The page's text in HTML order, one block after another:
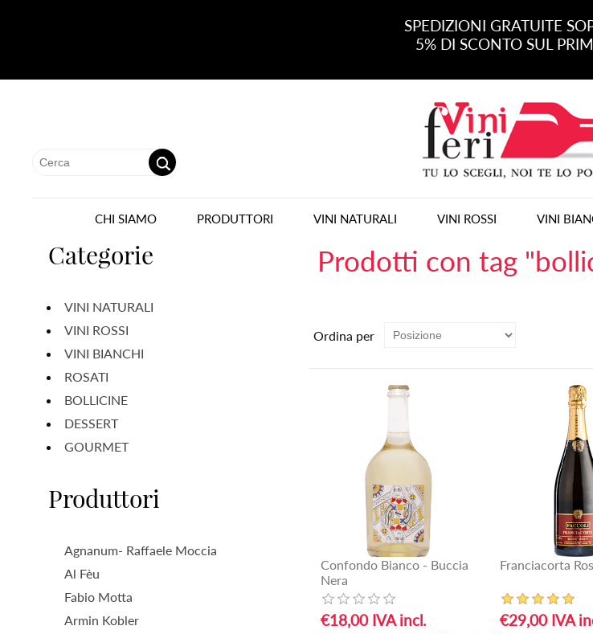
SPEDIZIONI GRATUITE
5% DI SCONTO SUL
CHI SIAMO PRODUTTORI VINI NATURALI VINI ROSSI VINI
Categorie
VINI NATURALI
VINI ROSSI
VINI BIANCHI
ROSATI
BOLLICINE
DESSERT
GOURMET
Produttori
Agnanum- Raffaele Moccia
Al Fèu
Fabio Motta
Armin Kobler
Prodotti con tag
Ordina per
Confondo Bianco - Buccia
Nera
€18,00 IVA incl.
Franciacorta
€29,00 IVA